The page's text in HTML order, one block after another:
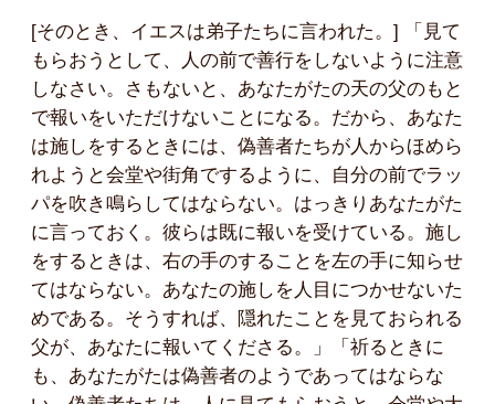
[そのとき、イエスは弟子たちに言われた。] 「見て
もらおうとして、人の前で善行をしないように注意
しなさい。さもないと、あなたがたの天の父のもと
で報いをいただけないことになる。だから、あなた
は施しをするときには、偽善者たちが人からほめら
れようと会堂や街角でするように、自分の前でラッ
パを吹き鳴らしてはならない。はっきりあなたがた
に言っておく。彼らは既に報いを受けている。施し
をするときは、右の手のすることを左の手に知らせ
てはならない。あなたの施しを人目につかせないた
めである。そうすれば、隠れたことを見ておられる
父が、あなたに報いてくださる。」「祈るときに
も、あなたがたは偽善者のようであってはならな